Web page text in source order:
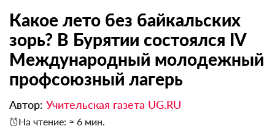
Какое лето без байкальских
зорь? В Бурятии состоялся IV
Международный молодежный
профсоюзный лагерь
Автор: Учительская газета UG.RU
На чтение: ≈ 6 мин.